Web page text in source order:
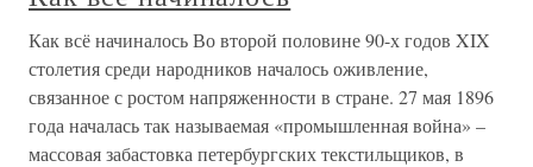
Как всё начиналось Во второй половине 90-х годов XIX
столетия среди народников началось оживление,
связанное с ростом напряженности в стране. 27 мая 1896
года началась так называемая «промышленная война» –
массовая забастовка петербургских текстильщиков, в